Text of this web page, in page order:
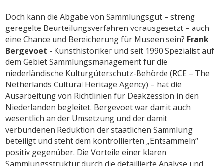
Doch kann die Abgabe von Sammlungsgut – streng
geregelte Beurteilungsverfahren vorausgesetzt – auch
eine Chance und Bereicherung für Museen sein? Frank
Bergevoet - Kunsthistoriker und seit 1990 Spezialist auf
dem Gebiet Sammlungsmanagement für die
niederländische Kulturgüterschutz-Behörde (RCE – The
Netherlands Cultural Heritage Agency) – hat die
Ausarbeitung von Richtlinien für Deakzession in den
Niederlanden begleitet. Bergevoet war damit auch
wesentlich an der Umsetzung und der damit
verbundenen Reduktion der staatlichen Sammlung
beteiligt und steht dem kontrollierten „Entsammeln“
positiv gegenüber. Die Vorteile einer klaren
Sammlungsstruktur durch die detaillierte Analyse und